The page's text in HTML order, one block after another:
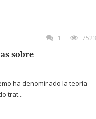
1 7523
sobre
ha denominado la teoría
trat...